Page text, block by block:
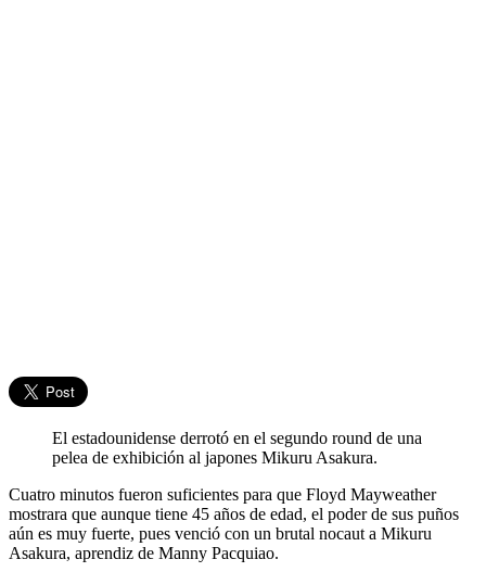
El estadounidense derrotó en el segundo round de una
pelea de exhibición al japones Mikuru Asakura.
Cuatro minutos fueron suficientes para que Floyd Mayweather
mostrara que aunque tiene 45 años de edad, el poder de sus puños
aún es muy fuerte, pues venció con un brutal nocaut a Mikuru
Asakura, aprendiz de Manny Pacquiao.